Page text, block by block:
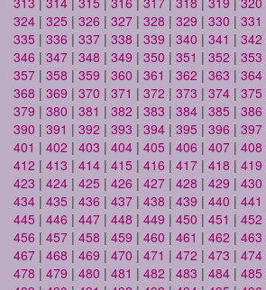
324 | 325 | 326 | 327 | 328 | 329 | 330 | 331
335 | 336 | 337 | 338 | 339 | 340 | 341 | 342
346 | 347 | 348 | 349 | 350 | 351 | 352 | 353
357 | 358 | 359 | 360 | 361 | 362 | 363 | 364
368 | 369 | 370 | 371 | 372 | 373 | 374 | 375
379 | 380 | 381 | 382 | 383 | 384 | 385 | 386
390 | 391 | 392 | 393 | 394 | 395 | 396 | 397
401 | 402 | 403 | 404 | 405 | 406 | 407 | 408
412 | 413 | 414 | 415 | 416 | 417 | 418 | 419
423 | 424 | 425 | 426 | 427 | 428 | 429 | 430
434 | 435 | 436 | 437 | 438 | 439 | 440 | 441
445 | 446 | 447 | 448 | 449 | 450 | 451 | 452
456 | 457 | 458 | 459 | 460 | 461 | 462 | 463
467 | 468 | 469 | 470 | 471 | 472 | 473 | 474
478 | 479 | 480 | 481 | 482 | 483 | 484 | 485